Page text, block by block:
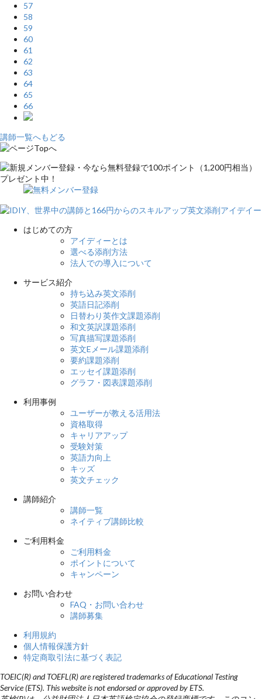
57
58
59
60
61
62
63
64
65
66
講師一覧へもどる
はじめての方
アイディーとは
選べる添削方法
法人での導入について
サービス紹介
持ち込み英文添削
英語日記添削
日替わり英作文課題添削
和文英訳課題添削
写真描写課題添削
英文Eメール課題添削
要約課題添削
エッセイ課題添削
グラフ・図表課題添削
利用事例
ユーザーが教える活用法
資格取得
キャリアアップ
受験対策
英語力向上
キッズ
英文チェック
講師紹介
講師一覧
ネイティブ講師比較
ご利用料金
ご利用料金
ポイントについて
キャンペーン
お問い合わせ
FAQ・お問い合わせ
講師募集
利用規約
個人情報保護方針
特定商取引法に基づく表記
TOEIC(R) and TOEFL(R) are registered trademarks of Educational Testing
Service (ETS). This website is not endorsed or approved by ETS.